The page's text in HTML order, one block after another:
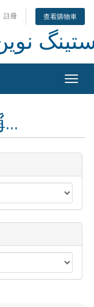
註冊 查看購物車